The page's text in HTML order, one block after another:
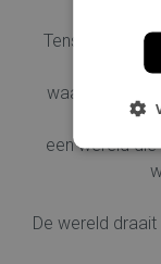
Tenslotte
waarin de
een wereld
De wereld